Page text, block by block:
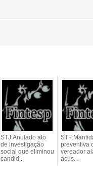
STJ:Anulado ato
de investigação
social que eliminou
candid...
preventiva
vereador
acus...